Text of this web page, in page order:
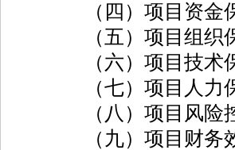
（四）项目资金保
（五）项目组织保
（六）项目技术保
（七）项目人力保
（八）项目风险控
（九）项目财务